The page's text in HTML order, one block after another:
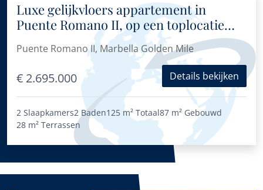
Luxe gelijkvloers appartement in
Puente Romano II, op een toplocatie
aan het strand aan Marbella’s Golden
Mile
Puente Romano II, Marbella Golden Mile
€ 2.695.000 Details bekijken
2 Slaapkamers2 Baden125 m² Totaal87 m² Gebouwd
28 m² Terrassen